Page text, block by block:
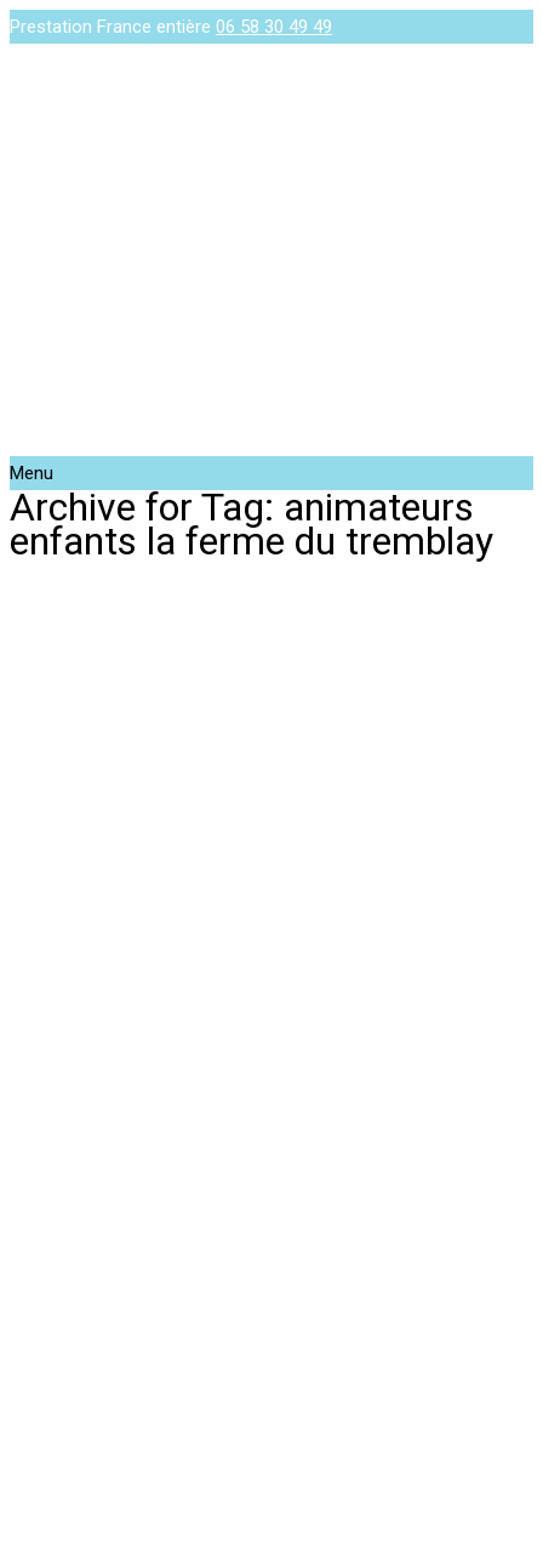
Prestation France entière 06 58 30 49 49
Menu
Archive for Tag: animateurs
enfants la ferme du tremblay